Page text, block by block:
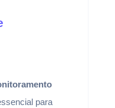
para